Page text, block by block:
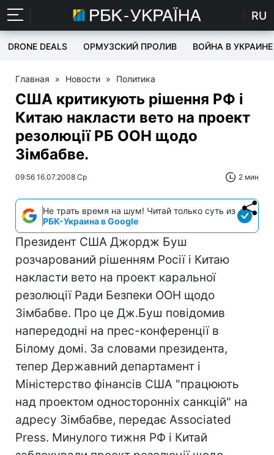
RU
DRONE DEALS ОРМУЗСКИЙ ПРОЛИВ ВОЙНА В УКРАИНЕ
Главная » Новости » Политика
США критикують рішення РФ і
Китаю накласти вето на проект
резолюції РБ ООН щодо
Зімбабве.
09:56 16.07.2008 Ср 2 мин
Не трать время на шум! Читай только суть из
РБК-Украина в Google
Президент США Джордж Буш
розчарований рішенням Росії і Китаю
накласти вето на проект каральної
резолюції Ради Безпеки ООН щодо
Зімбабве. Про це Дж.Буш повідомив
напередодні на прес-конференції в
Білому домі. За словами президента,
тепер Державний департамент і
Міністерство фінансів США "працюють
над проектом односторонніх санкцій" на
адресу Зімбабве, передає Associated
Press. Минулого тижня РФ і Китай